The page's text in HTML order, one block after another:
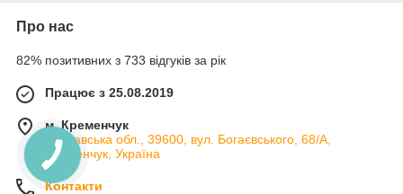
Про нас
82% позитивних з 733 відгуків за рік
Працює з 25.08.2019
м. Кременчук
Полтавська обл., 39600, вул. Богаєвського, 68/А,
Кременчук, Україна
Контакти